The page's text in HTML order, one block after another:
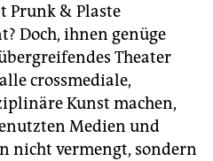
Prunk & Plaste
Doch, ihnen genüge
Theater
crossmediale,
Kunst machen,
Medien und
nicht vermengt, sondern